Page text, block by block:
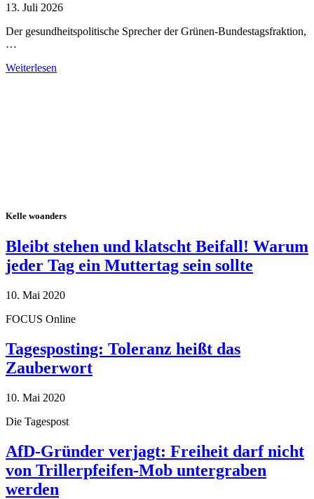
13. Juli 2026
Der gesundheitspolitische Sprecher der Grünen-Bundestagsfraktion,
…
Weiterlesen
Kelle woanders
Bleibt stehen und klatscht Beifall! Warum
jeder Tag ein Muttertag sein sollte
10. Mai 2020
FOCUS Online
Tagesposting: Toleranz heißt das
Zauberwort
10. Mai 2020
Die Tagespost
AfD-Gründer verjagt: Freiheit darf nicht
von Trillerpfeifen-Mob untergraben
werden